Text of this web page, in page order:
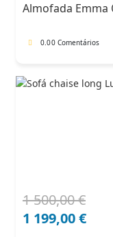
91,00 €.
68,25 €.
Almofada
0.00 Comentários
1 500,00€
O
preço
1 199,00€
O
preço